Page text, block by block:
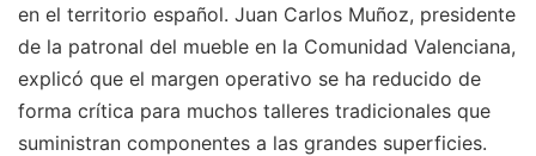
en el territorio español. Juan Carlos Muñoz, presidente
de la patronal del mueble en la Comunidad Valenciana,
explicó que el margen operativo se ha reducido de
forma crítica para muchos talleres tradicionales que
suministran componentes a las grandes superficies.